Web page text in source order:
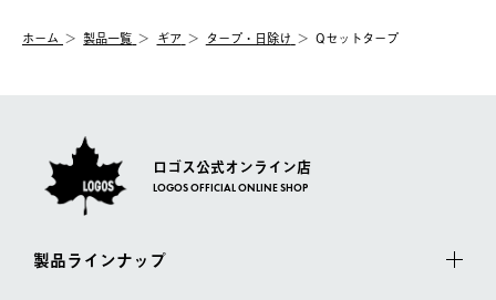
【配送業者】
佐川急便にて配送されます。
一度お手元の商品を返品いただき、ご希望商品を再注文してくだ
ホーム 製品一覧 ギア タープ・日除け Qセットタープ
ロゴス公式オンライン店
LOGOS OFFICIAL ONLINE SHOP
製品ラインナップ